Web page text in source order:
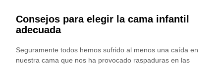
Consejos para elegir la cama infantil
adecuada
Seguramente todos hemos sufrido al menos una caída en
nuestra cama que nos ha provocado raspaduras en las